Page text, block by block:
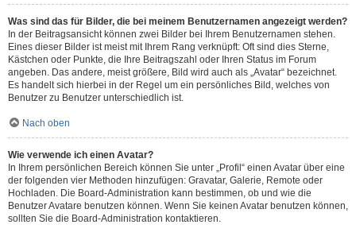
Was sind das für Bilder, die bei meinem Benutzernamen angezeigt werden?
In der Beitragsansicht können zwei Bilder bei Ihrem Benutzernamen stehen.
Eines dieser Bilder ist meist mit Ihrem Rang verknüpft: Oft sind dies Sterne,
Kästchen oder Punkte, die Ihre Beitragszahl oder Ihren Status im Forum
angeben. Das andere, meist größere, Bild wird auch als „Avatar“ bezeichnet.
Es handelt sich hierbei in der Regel um ein persönliches Bild, welches von
Benutzer zu Benutzer unterschiedlich ist.
Nach oben
Wie verwende ich einen Avatar?
In Ihrem persönlichen Bereich können Sie unter „Profil“ einen Avatar über eine
der folgenden vier Methoden hinzufügen: Gravatar, Galerie, Remote oder
Hochladen. Die Board-Administration kann bestimmen, ob und wie die
Benutzer Avatare benutzen können. Wenn Sie keinen Avatar benutzen können,
sollten Sie die Board-Administration kontaktieren.